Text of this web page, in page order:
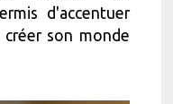
d'accentuer
son monde